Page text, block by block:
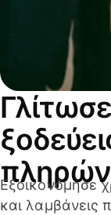
Εξοικονόμησε
και